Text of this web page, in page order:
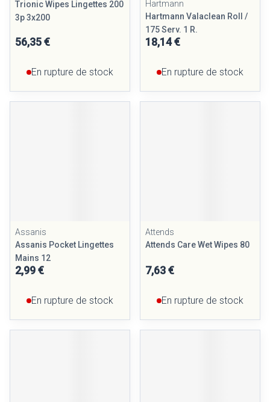
Trionic Wipes Lingettes 200
3p 3x200
56,35 €
En rupture de stock
Hartmann
Hartmann Valaclean Roll /
175 Serv. 1 R.
18,14 €
En rupture de stock
Assanis
Assanis Pocket Lingettes
Mains 12
2,99 €
En rupture de stock
Attends
Attends Care Wet Wipes 80
7,63 €
En rupture de stock